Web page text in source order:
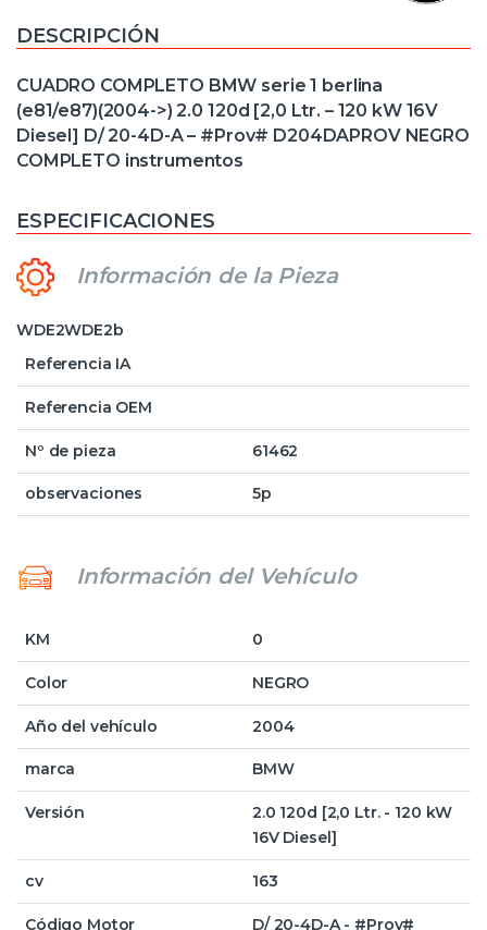
DESCRIPCIÓN
CUADRO COMPLETO BMW serie 1 berlina
(e81/e87)(2004->) 2.0 120d [2,0 Ltr. – 120 kW 16V
Diesel] D/ 20-4D-A – #Prov# D204DAPROV NEGRO
COMPLETO instrumentos
ESPECIFICACIONES
Información de la Pieza
WDE2WDE2b
Referencia IA
Referencia OEM
Nº de pieza 61462
observaciones 5p
Información del Vehículo
KM 0
Color NEGRO
Año del vehículo 2004
marca BMW
Versión
2.0 120d [2,0 Ltr. - 120 kW
16V Diesel]
cv 163
Código Motor D/ 20-4D-A - #Prov#